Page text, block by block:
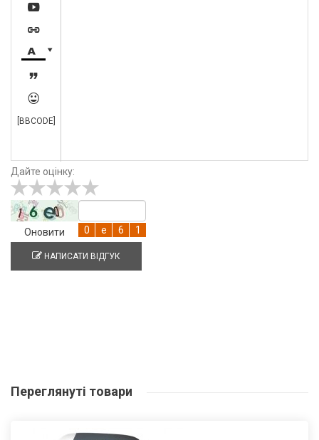






[BBCODE]
Дайте оцінку:
Оновити
НАПИСАТИ ВІДГУК
Переглянуті товари